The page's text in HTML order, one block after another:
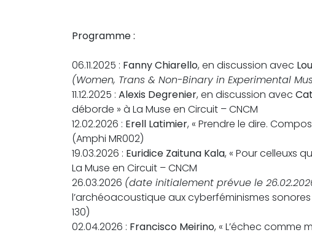
Programme :
06.11.2025 : Fanny Chiarello, en discussion avec
(Women, Trans & Non-Binary in Experimental
11.12.2025 : Alexis Degrenier, en discussion avec
déborde » à La Muse en Circuit – CNCM
12.02.2026 : Erell Latimier, « Prendre le dire.
(Amphi MR002)
19.03.2026 : Euridice Zaituna Kala, « Pour celleuxs
La Muse en Circuit – CNCM
26.03.2026 (date initialement prévue le
l’archéoacoustique aux cyberféminismes
130)
02.04.2026 : Francisco Meirino, « L’échec comme